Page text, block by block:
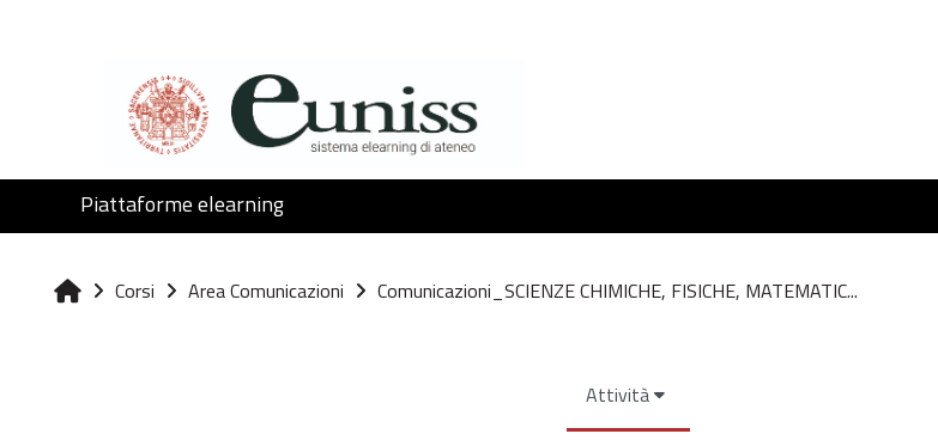
Piattaforme elearning
Home
Corsi Area Comunicazioni Comunicazioni_SCIENZE CHIMICHE, FISICHE, MATEMATIC...
Attività